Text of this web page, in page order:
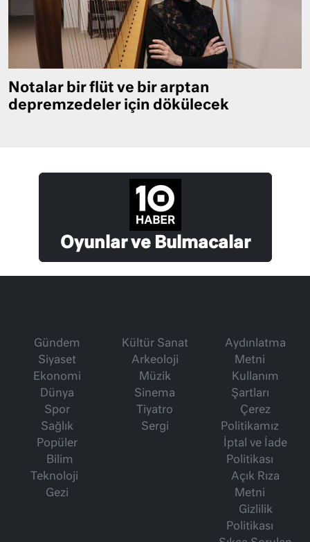
Notalar bir flüt ve bir arptan
depremzedeler için dökülecek
Oyunlar ve Bulmacalar
Gündem
Siyaset
Ekonomi
Dünya
Spor
Sağlık
Popüler
Bilim
Teknoloji
Gezi
Kültür Sanat
Arkeoloji
Müzik
Sinema
Tiyatro
Sergi
Aydınlatma
Metni
Kullanım
Şartları
Çerez
Politikamız
İptal ve İade
Politikası
Açık Rıza
Metni
Gizlilik
Politikası